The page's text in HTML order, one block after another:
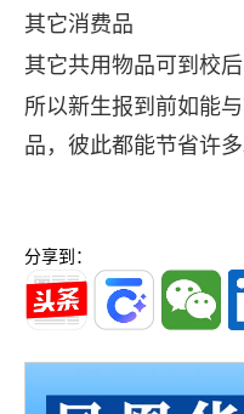
其它消费品
其它共用物品可到校
所以新生报到前如能
品，彼此都能节省许多
分享到：